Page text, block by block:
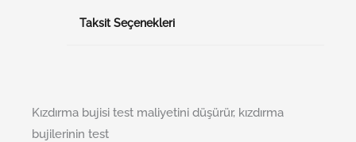
Taksit Seçenekleri
Kızdırma bujisi test maliyetini düşürür, kızdırma
bujilerinin test